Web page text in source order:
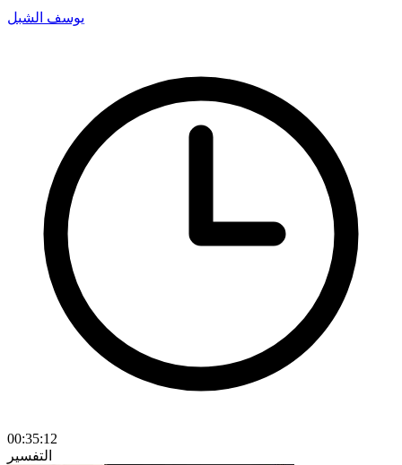
يوسف الشبل
00:35:12
التفسير